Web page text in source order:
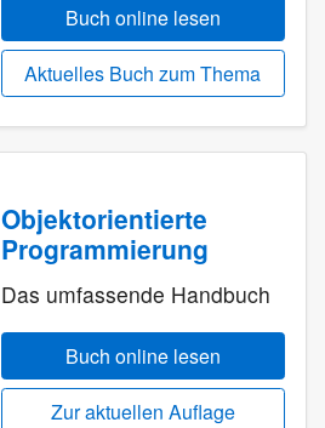
Buch online lesen
Aktuelles Buch zum Thema
Objektorientierte
Programmierung
Das umfassende Handbuch
Buch online lesen
Zur aktuellen Auflage